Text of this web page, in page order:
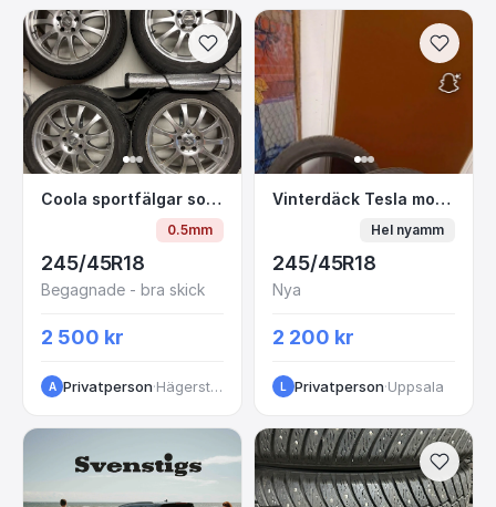
Coola sportfälgar som blivit fula, men!
Coola sportfälgar som blivit fula, men!
0.5mm
245/45R18
Begagnade - bra skick
2 500 kr
A Privatperson· Hägersten
Vinterdäck TeslaVinterdäck Tesla model S och X
Hel nyamm
245/45R18
Nya
2 200 kr
L Privatperson·Uppsala